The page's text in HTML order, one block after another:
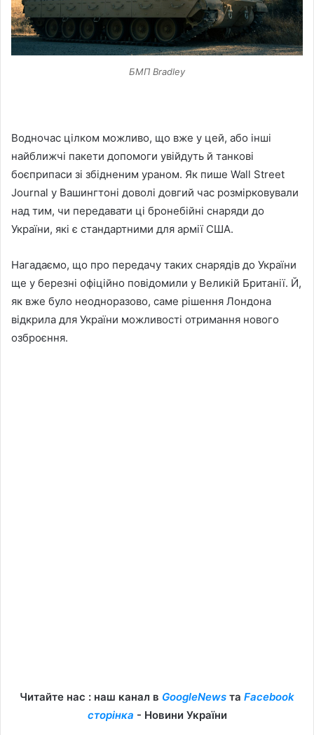
БМП Bradley
Водночас цілком можливо, що вже у цей, або інші
найближчі пакети допомоги увійдуть й танкові
боєприпаси зі збідненим ураном. Як пише Wall Street
Journal у Вашингтоні доволі довгий час розмірковували
над тим, чи передавати ці бронебійні снаряди до
України, які є стандартними для армії США.
Нагадаємо, що про передачу таких снарядів до України
ще у березні офіційно повідомили у Великій Британії. Й,
як вже було неодноразово, саме рішення Лондона
відкрила для України можливості отримання нового
озброєння.
Читайте нас : наш канал в GoogleNews та Facebook
сторінка - Новини України